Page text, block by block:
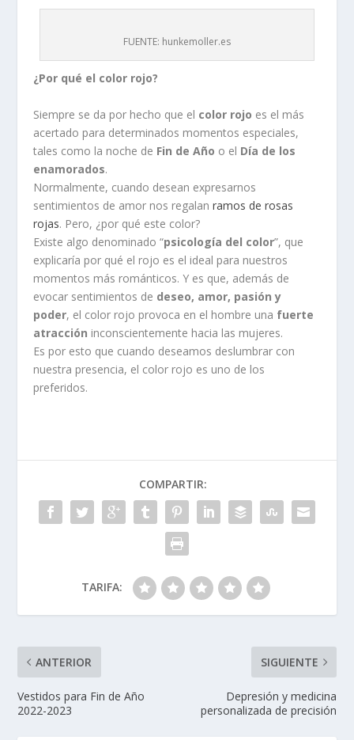
FUENTE: hunkemoller.es
¿Por qué el color rojo?
Siempre se da por hecho que el color rojo es el más
acertado para determinados momentos especiales,
tales como la noche de Fin de Año o el Día de los
enamorados.
Normalmente, cuando desean expresarnos
sentimientos de amor nos regalanramos de rosas
rojas. Pero, ¿por qué este color?
Existe algo denominado “psicología del color”, que
explicaría por qué el rojo es el ideal para nuestros
momentos más románticos. Y es que, además de
evocar sentimientos de deseo, amor, pasión y
poder, el color rojo provoca en el hombre una fuerte
atracción inconscientemente hacia las mujeres.
Es por esto que cuando deseamos deslumbrar con
nuestra presencia, el color rojo es uno de los
preferidos.
COMPARTIR:
TARIFA:
ANTERIOR
Vestidos para Fin de Año
2022-2023
SIGUIENTE
Depresión y medicina
personalizada de precisión